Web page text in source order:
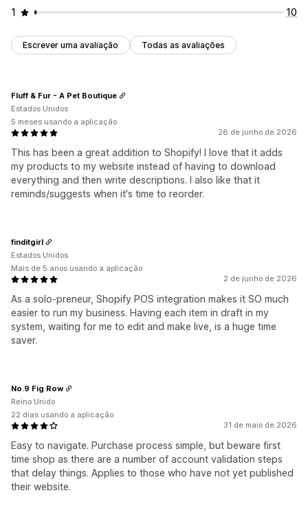
1
10
Escrever uma avaliação Todas as avaliações
28 de junho de 2026
This has been a great addition to Shopify! I love that it adds
my products to my website instead of having to download
everything and then write descriptions. I also like that it
reminds/suggests when it's time to reorder.
Fluff & Fur - A Pet Boutique
Estados Unidos
5 meses usando a aplicação
2 de junho de 2026
As a solo-preneur, Shopify POS integration makes it SO much
easier to run my business. Having each item in draft in my
system, waiting for me to edit and make live, is a huge time
saver.
finditgirl
Estados Unidos
Mais de 5 anos usando a aplicação
31 de maio de 2026
Easy to navigate. Purchase process simple, but beware first
time shop as there are a number of account validation steps
that delay things. Applies to those who have not yet published
their website.
No.9 Fig Row
Reino Unido
22 dias usando a aplicação